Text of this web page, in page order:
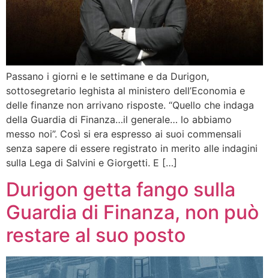
Passano i giorni e le settimane e da Durigon,
sottosegretario leghista al ministero dell’Economia e
delle finanze non arrivano risposte. “Quello che indaga
della Guardia di Finanza…il generale… lo abbiamo
messo noi”. Così si era espresso ai suoi commensali
senza sapere di essere registrato in merito alle indagini
sulla Lega di Salvini e Giorgetti. E […]
Durigon getta fango sulla
Guardia di Finanza, non può
restare al suo posto